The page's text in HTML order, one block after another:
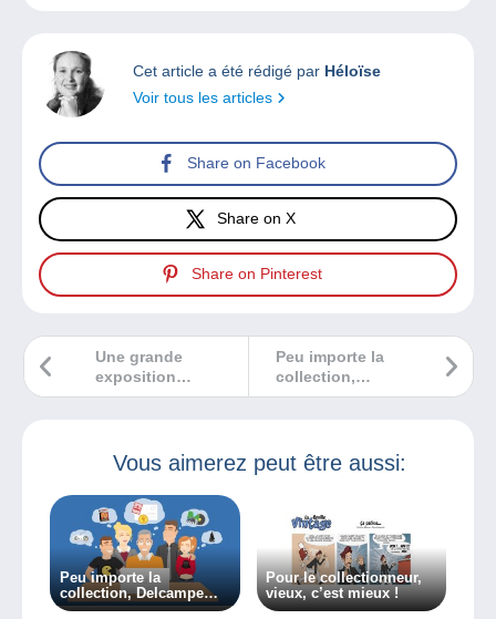
Cet article a été rédigé par Héloïse
Voir tous les articles
Share on Facebook
Share on X
Share on Pinterest
Peu importe la
collection,
Delcampe vous
Une grande
exposition
philatélique
Vous aimerez peut être aussi:
Peu importe la
collection, Delcampe
vous rassemble !
Pour le collectionneur,
vieux, c’est mieux !